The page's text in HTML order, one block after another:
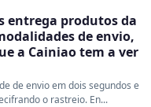
entrega produtos da
de envio,
a Cainiao tem a ver
de envio em dois segundos e
o rastreio. En...